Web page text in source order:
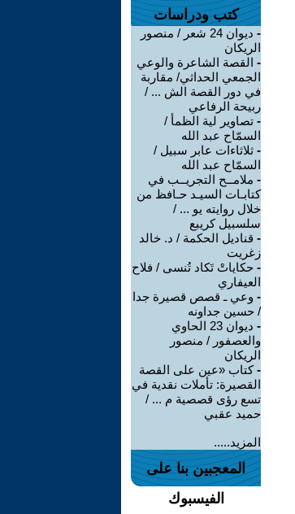
كتب ودراسات
-
ديوان 24 شعر / منصور
الريكان
- القصة الشاعرة والوعي
الجمعي الحداثي/ مقاربة
في دور القصة الش ... /
ربيحة الرفاعي
- تصاوير لية الظمأ /
السمّاح عبد الله
- ثلاثاءات عابر سبيل /
السمّاح عبد الله
- ملامــح التجريــب في
كتابـات السيـد حـافظ من
خلال روايته يو ... /
سلسبيل كريبع
- قناديل الحكمة / د. خالد
زغريت
- حكاياتْ تَكاد تُنسى / فلاح
العيفاري
- وعي ـ قصص قصيرة جدا
/ حسين جداونه
-
ديوان 23 الحاوي
والعصفور / منصور
الريكان
-كتاب «عين على القصة
القصيرة: تأملات نقدية في
تسع رؤى قصصية م ... /
حميد عقبي
المزيد.....
المعجبين بنا على
الفيسبوك